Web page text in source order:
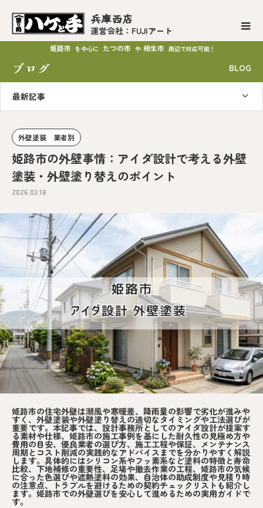
兵庫西店
運営会社：FUJIアート
姫路市 を中心に たつの市 や 相生市 周辺で対応可能！
ブログ BLOG
最新記事
外壁塗装 業者別
姫路市の外壁事情：アイダ設計で考える外壁
塗装・外壁塗り替えのポイント
2026.03.18
姫路市の住宅外壁は潮風や寒暖差、降雨量の影響で劣化が進みや
すく、外壁塗装や外壁塗り替えの適切なタイミングや工法選びが
重要です。本記事では、設計事務所としてのアイダ設計が提案す
る素材や仕様、姫路市の施工事例を基にした耐久性の見極め方や
費用の目安、優良業者の選び方、施工工程や保証、メンテナンス
周期とコスト削減の実践的なアドバイスまでを分かりやすく解説
します。具体的にはシリコン系やフッ素系など塗料の特徴と寿命
比較、下地補修の重要性、足場や撤去作業の工程、姫路市の気候
に合った色選びや遮熱塗料の効果、自治体の助成制度や見積り時
の注意点、トラブルを避けるための契約チェックリストも紹介し
ます。姫路市での外壁選びを安心して進めるための実用ガイドで
す。